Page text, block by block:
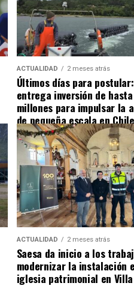
ACTUALIDAD 2 meses atrás
Últimos días para
entrega inversión de
millones para impulsar la
de pequeña escala en Chile
ACTUALIDAD 2 meses atrás
Saesa da inicio a los
modernizar la instalación
iglesia patrimonial en Villa